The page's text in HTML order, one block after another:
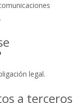
legal.
a terceros